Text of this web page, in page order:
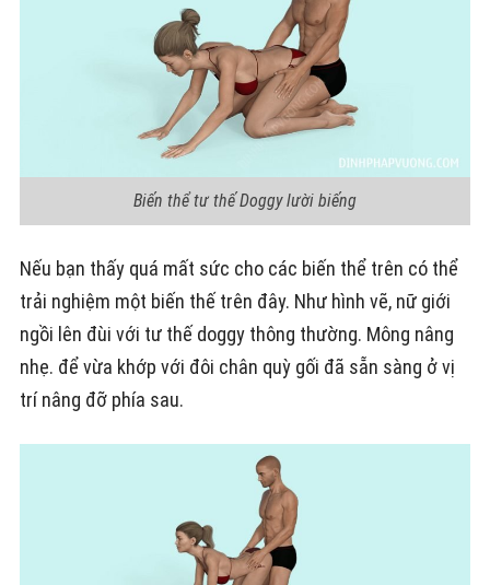
Biến thể tư thế Doggy lười biếng
Nếu bạn thấy quá mất sức cho các biến thể trên có thể
trải nghiệm một biến thế trên đây. Như hình vẽ, nữ giới
ngồi lên đùi với tư thế doggy thông thường. Mông nâng
nhẹ. để vừa khớp với đôi chân quỳ gối đã sẵn sàng ở vị
trí nâng đỡ phía sau.